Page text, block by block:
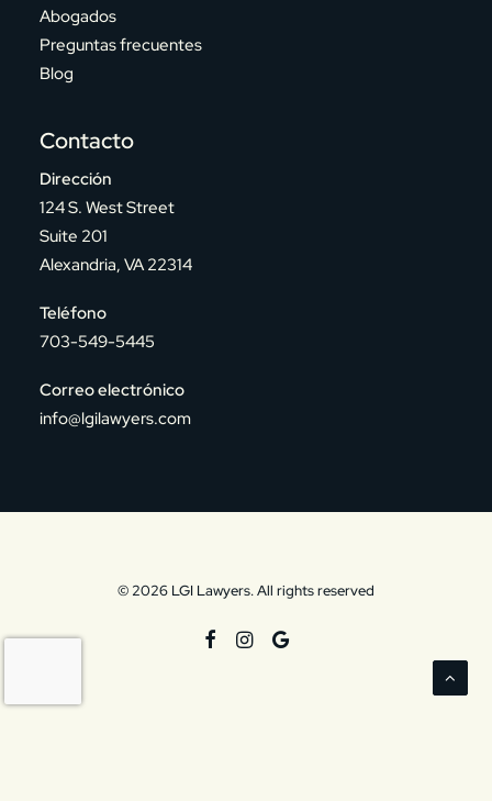
Abogados
Preguntas frecuentes
Blog
Contacto
Dirección
124 S. West Street
Suite 201
Alexandria, VA 22314
Teléfono
703-549-5445
Correo electrónico
info@lgilawyers.com
© 2026 LGI Lawyers. All rights reserved